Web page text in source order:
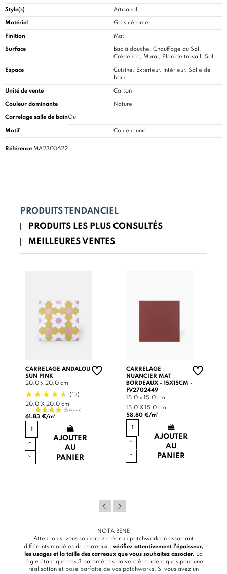
Style(s) Artisanal
Matériel Grès cérame
Finition Mat
Surface
Bac à douche, Chauffage au Sol,
Crédence, Mural, Plan de travail, Sol
Espace Cuisine, Extérieur, Intérieur, Salle de
bain
Unité de vente Carton
Couleur dominante Naturel
Carrelage salle de bainOui
Motif Couleur unie
Référence MA2303622
PRODUITS TENDANCIEL
PRODUITS LES PLUS CONSULTÉS
MEILLEURES VENTES
CARRELAGE ANDALOU
SUN PINK
20.0 x 20.0 cm
(13)
20.0 X 20.0 cm
61.83 €/m²
AJOUTER
AU
PANIER
CARRELAGE
NUANCIER MAT
BORDEAUX - 15X15CM -
FV2702449
15.0 x 15.0 cm
15.0 X 15.0 cm
58.80 €/m²
AJOUTER
AU
PANIER
NOTA BENE
Attention si vous souhaitez créer un patchwork en associant
différents modèles de carreaux , vérifiez attentivement l’épaisseur,
les usages et la taille des carreaux que vous souhaitez associer. La
règle étant que ces 3 paramètres doivent être identiques pour une
réalisation et pose parfaite de vos patchworks. Si vous avez un